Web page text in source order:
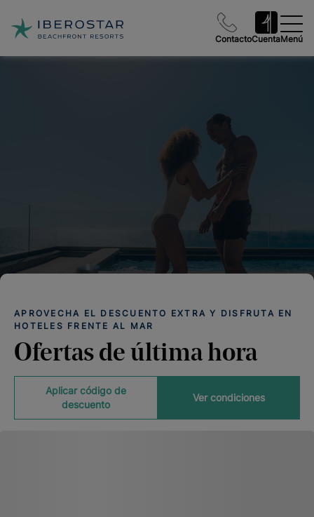
ContactoCuentaMenú
APROVECHA EL DESCUENTO EXTRA Y DISFRUTA EN
HOTELES FRENTE AL MAR
Ofertas de última hora
Ver condiciones
Aplicar código de
descuento